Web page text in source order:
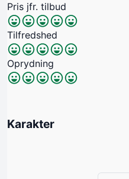
Pris jfr. tilbud
Tilfredshed
Oprydning
Karakter